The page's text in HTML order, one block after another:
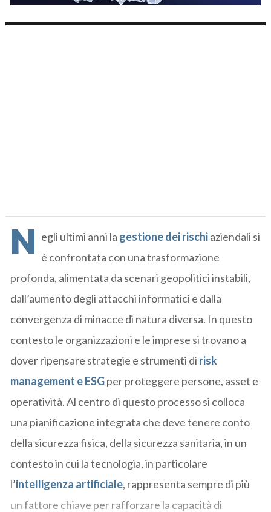
N egli ultimi anni la gestione dei rischiaziendali si
è confrontata con una trasformazione
profonda, alimentata da scenari geopolitici instabili,
dall’aumento degli attacchi informatici e dalla
convergenza di minacce di natura diversa. In questo
contesto le organizzazioni e le imprese si trovano a
dover ripensare strategie e strumenti di risk
management e ESGper proteggere persone, asset e
operatività. Al centro di questo processo si colloca
una pianificazione integrata che deve tenere conto
della sicurezza fisica, della sicurezza sanitaria, in un
contesto in cui la tecnologia, in particolare
l’intelligenza artificiale, rappresenta sempre di più
un fattore chiave per rafforzare la capacità di